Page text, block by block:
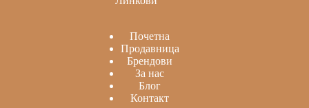
Почетна
Продавница
Брендови
За нас
Блог
Контакт